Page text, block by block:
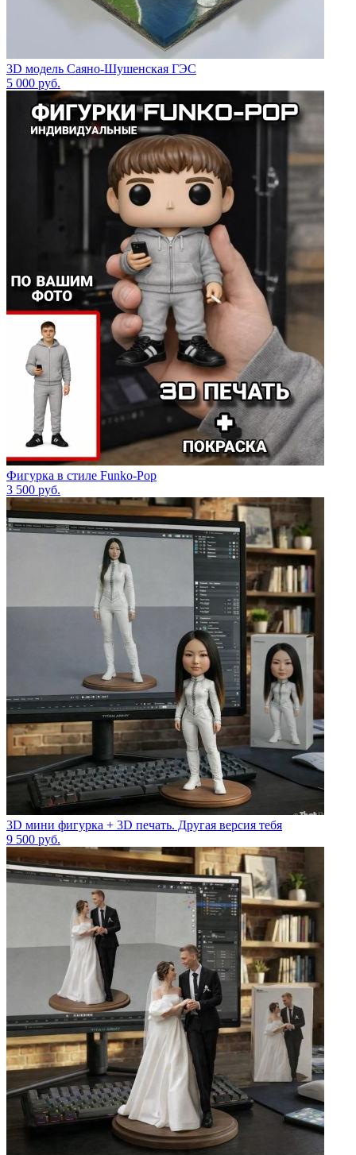
3D модель Саяно-Шушенская ГЭС
5 000 руб.
Фигурка в стиле Funko-Pop
3 500 руб.
3D мини фигурка + 3D печать. Другая версия тебя
9 500 руб.